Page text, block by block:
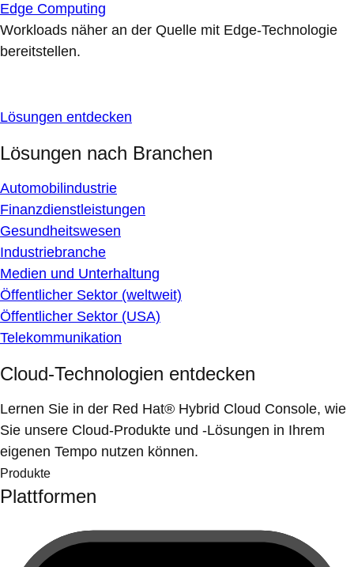
Edge Computing
Workloads näher an der Quelle mit Edge-Technologie
bereitstellen.
Lösungen entdecken
Lösungen nach Branchen
Automobilindustrie
Finanzdienstleistungen
Gesundheitswesen
Industriebranche
Medien und Unterhaltung
Öffentlicher Sektor (weltweit)
Öffentlicher Sektor (USA)
Telekommunikation
Cloud-Technologien entdecken
Lernen Sie in der Red Hat® Hybrid Cloud Console, wie
Sie unsere Cloud-Produkte und -Lösungen in Ihrem
eigenen Tempo nutzen können.
Produkte
Plattformen